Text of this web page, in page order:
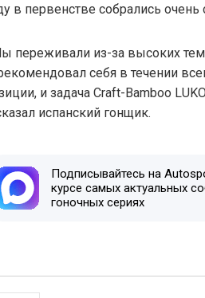
в первенстве собрались
переживали из-за высоких
себя в течении
и задача Craft-Bamboo
испанский гонщик.
Подписывайтесь на
курсе самых актуальных
гоночных сериях